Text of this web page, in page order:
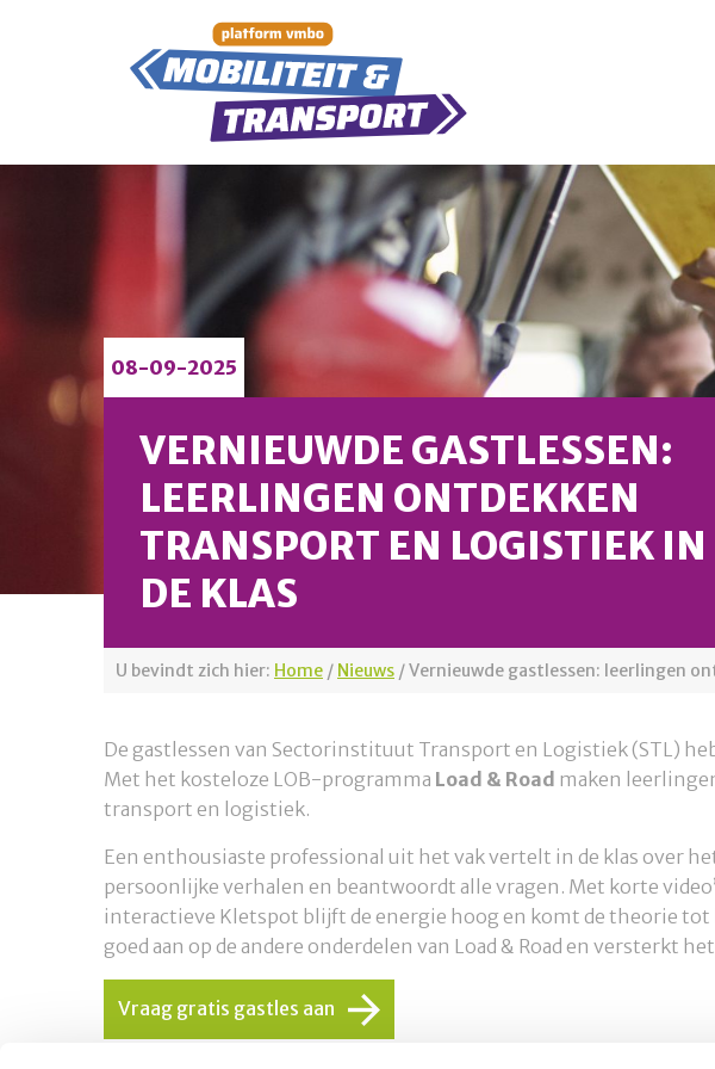
08-09-2025
VERNIEUWDE GASTLESSEN:
LEERLINGEN ONTDEKKEN
TRANSPORT EN LOGISTIEK IN
DE KLAS
U bevindt zich hier: Home / Nieuws /Vernieuwde gastlessen: leerlingen
De gastlessen van Sectorinstituut Transport en Logistiek (STL)
Met het kosteloze LOB-programma Load & Road maken
transport en logistiek.
Een enthousiaste professional uit het vak vertelt in de klas over
persoonlijke verhalen en beantwoordt alle vragen. Met korte
interactieve Kletspot blijft de energie hoog en komt de theorie tot
goed aan op de andere onderdelen van Load & Road en versterkt
Vraag gratis gastles aan